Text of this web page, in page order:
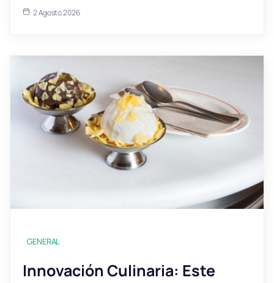
2 Agosto 2026
GENERAL
Innovación Culinaria: Este